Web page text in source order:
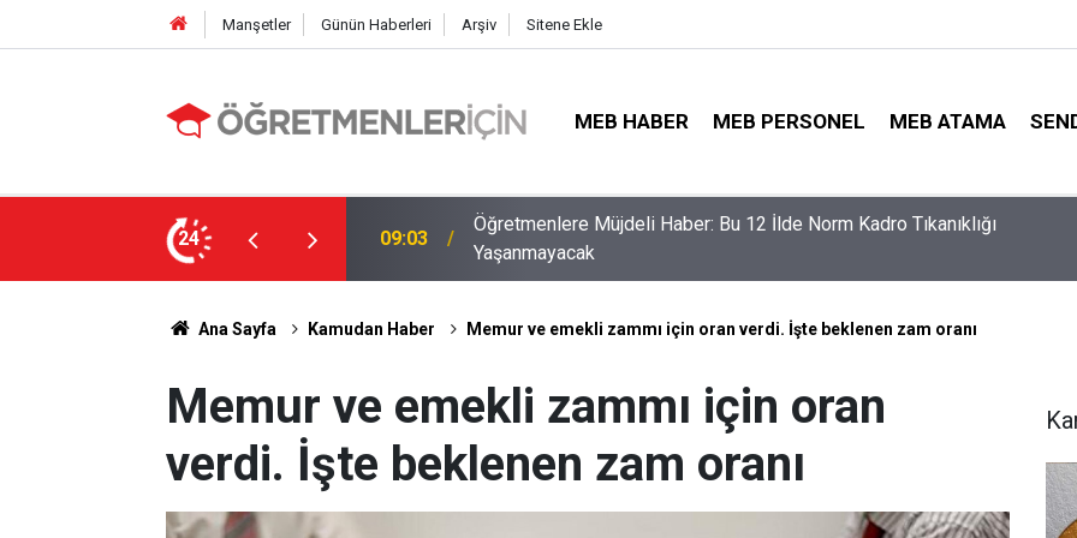
Manşetler Günün Haberleri Arşiv Sitene Ekle
MEB HABER MEB PERSONEL MEB ATAMA
24
İlde Norm Kadro Tıkanıklığı
19:02
Öğretmenler İçin Son Saatler! MEB E-Sınav Görev Başvurularında Süre
Doluyor
Ana Sayfa Kamudan Haber Memur ve emekli zammı için oran verdi. İşte beklenen zam oranı
Memur ve emekli zammı için oran
verdi. İşte beklenen zam oranı